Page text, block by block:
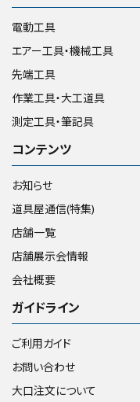
電動工具
エアー工具・機械工具
先端工具
作業工具・大工道具
測定工具・筆記具
コンテンツ
お知らせ
道具屋通信(特集)
店舗一覧
店舗展示会情報
会社概要
ガイドライン
ご利用ガイド
お問い合わせ
大口注文について